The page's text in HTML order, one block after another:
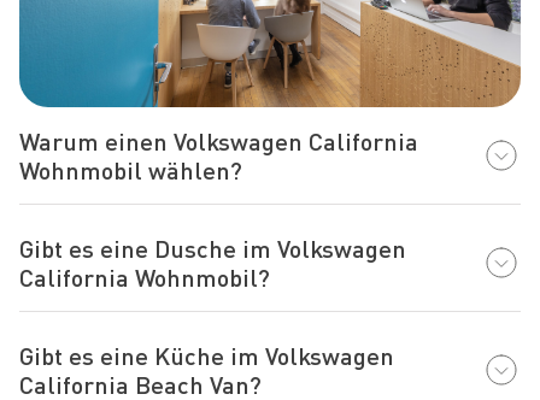
Warum einen Volkswagen California
Wohnmobil wählen?
Gibt es eine Dusche im Volkswagen
California Wohnmobil?
Gibt es eine Küche im Volkswagen
California Beach Van?